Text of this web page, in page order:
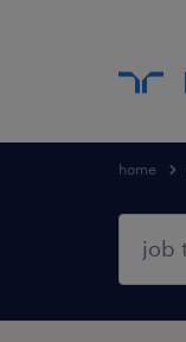
home